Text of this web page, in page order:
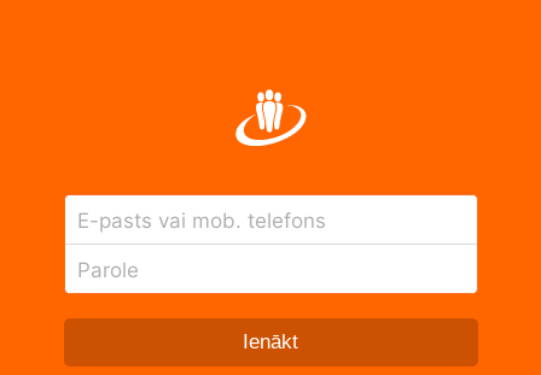
E-pasts vai mob. telefons
Parole
Ienākt